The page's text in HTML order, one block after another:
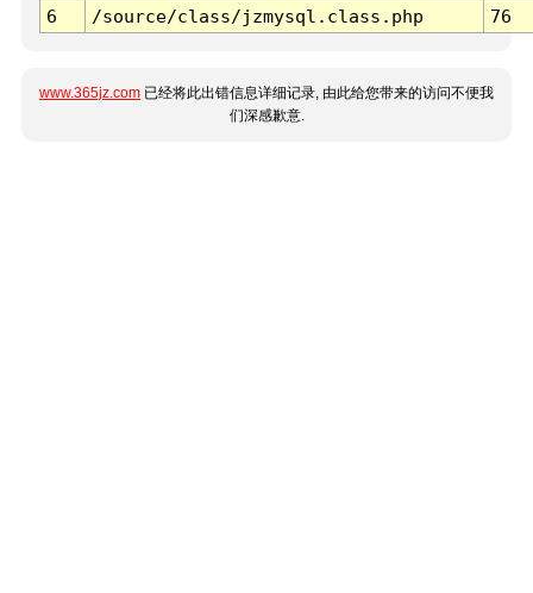
6
/source/class/jzmysql.class.php 76
www.365jz.com 已经将此出错信息详细记录, 由此给您带来的访问不便我
们深感歉意.